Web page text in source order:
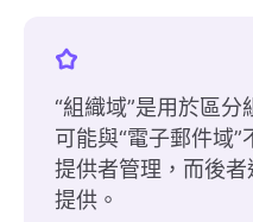
“組織域”是用於區
可能與“電子郵件域
提供者管理，而後
提供。